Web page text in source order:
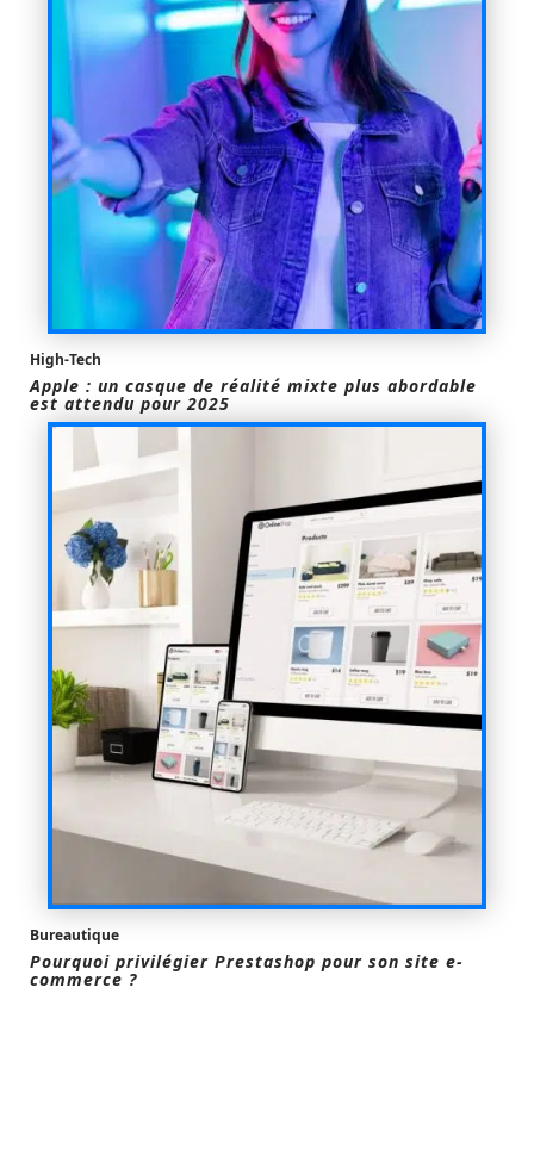
High-Tech
Apple : un casque de réalité mixte plus abordable
est attendu pour 2025
Bureautique
Pourquoi privilégier Prestashop pour son site e-
commerce ?